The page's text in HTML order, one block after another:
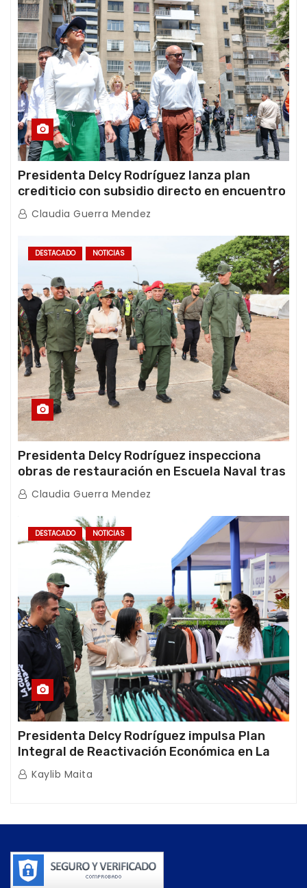
Presidenta Delcy Rodríguez lanza plan
crediticio con subsidio directo en encuentro
con Juntas de Condominio
Claudia Guerra Mendez
DESTACADO NOTICIAS
Presidenta Delcy Rodríguez inspecciona
obras de restauración en Escuela Naval tras
afectaciones sísmicas en La Guaira
Claudia Guerra Mendez
DESTACADO NOTICIAS
Presidenta Delcy Rodríguez impulsa Plan
Integral de Reactivación Económica en La
Guaira
Kaylib Maita